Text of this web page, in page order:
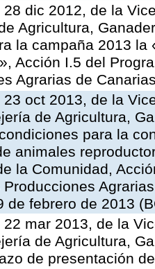
28 dic 2012, de la
Agricultura,
la campaña 2013
Acción I.5 del
Agrarias de
23 oct 2013, de la
de Agricultura,
para la
animales
la Comunidad,
de febrero de 2013
22 mar 2013, de la
de Agricultura,
de presentación